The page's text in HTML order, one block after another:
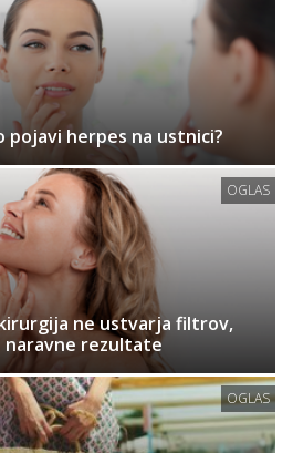
pojavi herpes na ustnici?
OGLAS
ne ustvarja filtrov,
naravne rezultate
OGLAS